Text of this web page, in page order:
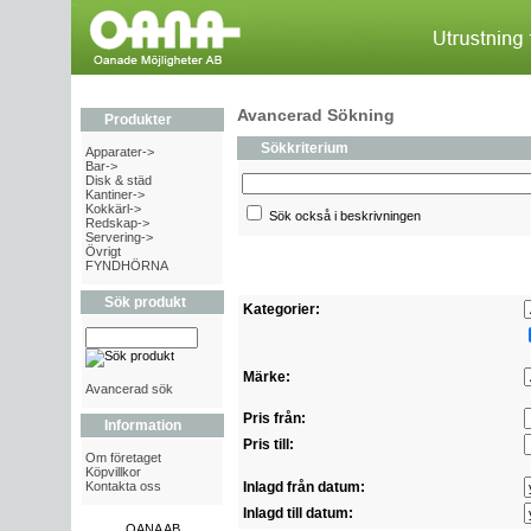
Produkter
Apparater->
Bar->
Disk & städ
Kantiner->
Kokkärl->
Redskap->
Servering->
Övrigt
FYNDHÖRNA
Sök produkt
Avancerad sök
Information
Om företaget
Köpvillkor
Kontakta oss
Avancerad Sökning
Sökkriterium
Sök också i beskrivningen
Kategorier:
Märke:
Pris från:
Pris till:
Inlagd från datum:
Inlagd till datum: